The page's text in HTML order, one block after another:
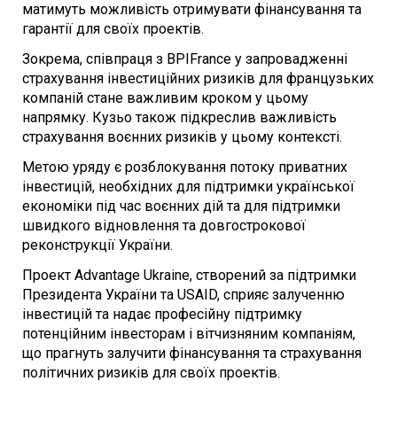
матимуть можливість отримувати фінансування та
гарантії для своїх проектів.
Зокрема, співпраця з BPIFrance у запровадженні
страхування інвестиційних ризиків для французьких
компаній стане важливим кроком у цьому
напрямку. Кузьо також підкреслив важливість
страхування воєнних ризиків у цьому контексті.
Метою уряду є розблокування потоку приватних
інвестицій, необхідних для підтримки української
економіки під час воєнних дій та для підтримки
швидкого відновлення та довгострокової
реконструкції України.
Проект Advantage Ukraine, створений за підтримки
Президента України та USAID, сприяє залученню
інвестицій та надає професійну підтримку
потенційним інвесторам і вітчизняним компаніям,
що прагнуть залучити фінансування та страхування
політичних ризиків для своїх проектів.